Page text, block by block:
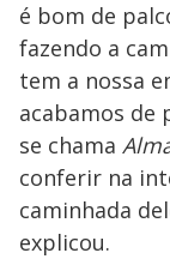
é bom de
fazendo a
tem a nossa
acabamos de
se chama
conferir na
caminhada
explicou.